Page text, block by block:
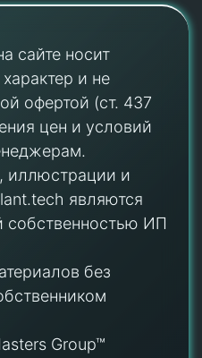
сайте носит
и не
офертой (ст. 437
цен и условий
иллюстрации и
являются
собственностью ИП
без
Group™